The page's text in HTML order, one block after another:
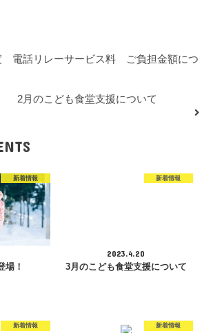
電話リレーサービス料 ご負担金額につ
2月のこども食堂支援について
新着情報
場！
新着情報
2023.4.20
3月のこども食堂支援について
新着情報 新着情報